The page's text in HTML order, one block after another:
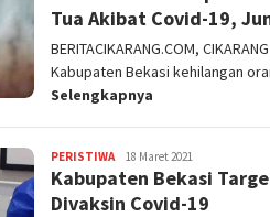
Tua Akibat Covid-19,
BERITACIKARANG.COM,
Kabupaten Bekasi kehilangan
Selengkapnya
PERISTIWAadmin
18 Maret 2021
Kabupaten Bekasi
Divaksin Covid-19